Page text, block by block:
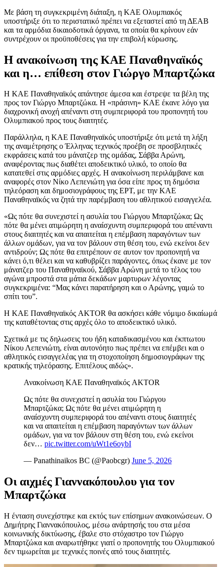
Με βάση τη συγκεκριμένη διάταξη, η ΚΑΕ Ολυμπιακός
υποστήριξε ότι το περιστατικό πρέπει να εξεταστεί από τη ΔΕΑΒ
και τα αρμόδια δικαιοδοτικά όργανα, τα οποία θα κρίνουν εάν
συντρέχουν οι προϋποθέσεις για την επιβολή κύρωσης.
Η ανακοίνωση της ΚΑΕ Παναθηναϊκός
και η… επίθεση στον Γιώργο Μπαρτζώκα
Η ΚΑΕ Παναθηναϊκός απάντησε άμεσα και έστρεψε τα βέλη της
προς τον Γιώργο Μπαρτζώκα. Η «πράσινη» ΚΑΕ έκανε λόγο για
διαχρονική ανοχή απέναντι στη συμπεριφορά του προπονητή του
Ολυμπιακού προς τους διαιτητές.
Παράλληλα, η ΚΑΕ Παναθηναϊκός υποστήριξε ότι μετά τη λήξη
της αναμέτρησης ο Έλληνας τεχνικός προέβη σε προσβλητικές
εκφράσεις κατά του μάνατζερ της ομάδας, Σάββα Αρώνη,
αναφέροντας πως διαθέτει αποδεικτικό υλικό, το οποίο θα
κατατεθεί στις αρμόδιες αρχές. Η ανακοίνωση περιλάμβανε και
αναφορές στον Νίκο Λεπενιώτη για όσα είπε προς τη δημόσια
τηλεόραση και δημοσιογράφους της ΕΡΤ, με την ΚΑΕ
Παναθηναϊκός να ζητά την παρέμβαση του αθλητικού εισαγγελέα.
«Ως πότε θα συνεχιστεί η ασυλία του Γιώργου Μπαρτζώκα; Ως
πότε θα μένει ατιμώρητη η αναίσχυντη συμπεριφορά του απέναντι
στους διαιτητές και να απαιτείται η επέμβαση παραγόντων των
άλλων ομάδων, για να τον βάλουν στη θέση του, ενώ εκείνοι δεν
αντιδρούν; Ως πότε θα επιτρέπουν σε αυτον τον προπονητή να
κάνει ό,τι θέλει και να καθυβρίζει παράγοντες, όπως έκανε με τον
μάνατζερ του Παναθηναϊκού, Σάββα Αρώνη μετά το τέλος του
αγώνα μπροστά στα μάτια δεκάδων μαρτυρων λέγοντας
συγκεκριμένα: “Μας κάνει παρατήρηση και ο Αρώνης, γαμώ το
σπίτι του”.
Η ΚΑΕ Παναθηναϊκός AKTOR θα ασκήσει κάθε νόμιμο δικαίωμά
της καταθέτοντας στις αρχές όλο το αποδεικτικό υλικό.
Σχετικά με τις δηλωσεις του ήδη καταδικασμένου και έκπτωτου
Νίκου Λεπενιώτη, είναι αυτονόητο πως πρέπει να επέμβει και ο
αθλητικός εισαγγελέας για τη στοχοποίηση δημοσιογράφων της
κρατικής τηλεόρασης. Επιτέλους αιδώς».
Ανακοίνωση ΚΑΕ Παναθηναϊκός AKTOR
Ως πότε θα συνεχιστεί η ασυλία του Γιώργου
Μπαρτζώκα; Ως πότε θα μένει ατιμώρητη η
αναίσχυντη συμπεριφορά του απέναντι στους διαιτητές
και να απαιτείται η επέμβαση παραγόντων των άλλων
ομάδων, για να τον βάλουν στη θέση του, ενώ εκείνοι
δεν… pic.twitter.com/uWt1e6oybI
— Panathinaikos BC (@Paobcgr) June 5, 2026
Οι αιχμές Γιαννακόπουλου για τον
Μπαρτζώκα
Η ένταση συνεχίστηκε και εκτός των επίσημων ανακοινώσεων. Ο
Δημήτρης Γιαννακόπουλος, μέσω ανάρτησής του στα μέσα
κοινωνικής δικτύωσης, έβαλε στο στόχαστρο τον Γιώργο
Μπαρτζώκα και αναρωτήθηκε γιατί ο προπονητής του Ολυμπιακού
δεν τιμωρείται με τεχνικές ποινές από τους διαιτητές.